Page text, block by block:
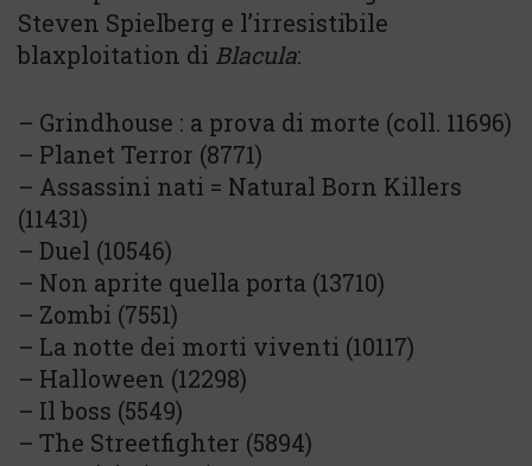
Steven Spielberg e l’irresistibile
blaxploitation di Blacula:
– Grindhouse : a prova di morte (coll. 11696)
– Planet Terror (8771)
– Assassini nati = Natural Born Killers
(11431)
– Duel (10546)
– Non aprite quella porta (13710)
– Zombi (7551)
– La notte dei morti viventi (10117)
– Halloween (12298)
– Il boss (5549)
– The Streetfighter (5894)